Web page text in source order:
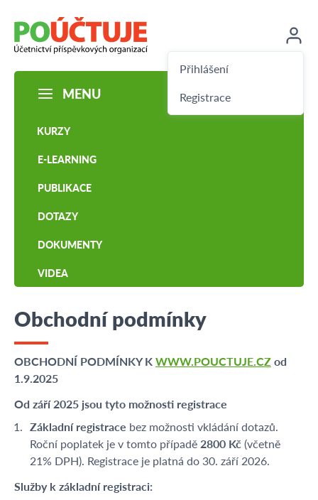
Přihlášení
Registrace
MENU
KURZY
E-LEARNING
PUBLIKACE
DOTAZY
DOKUMENTY
VIDEA
Obchodní podmínky
OBCHODNÍ PODMÍNKY KWWW.POUCTUJE.CZod
1.9.2025
Od září 2025 jsou tyto možnosti registrace
Základní registrace bez možnosti vkládání dotazů.
Roční poplatek je v tomto případě2800 Kč (včetně
21% DPH). Registrace je platná do 30. září 2026.
Služby k základní registraci: